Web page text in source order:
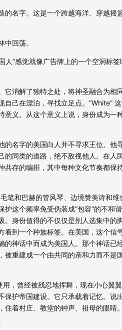
名字。这是一个跨越海洋、穿越摇
回荡。
”感觉就像广告牌上的一个空洞标
消解了独特之处，将神圣融合为相
己在漂泊，寻找立足点。“White”
意义。从这个意义上说，身份成为
名字的美国白人并不寻求王位。他
同类的道路，绝不敌视他人。在人
存的编排，其中每种文化节奏都保
笔和巴赫的管风琴、边境赞美诗和
这个频率免受伪装成“包容”的不和
身份值得的不仅仅是别人选集中的脚
到一个种族标签。在美国，这个信
神话中而成为美国人。那个神话已
重建成一个由共同的亲和力而不是
曾经被残忍地挥舞，现在小心翼
护帝国建设。它只承载着记忆。说
着村庄、教堂的钟声、祖母的眼睛